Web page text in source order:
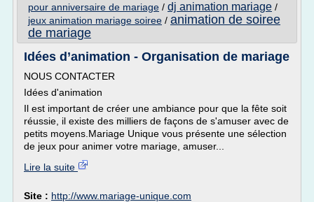
pour anniversaire de mariage / dj animation mariage /
jeux animation mariage soiree / animation de soiree
de mariage
Idées d’animation - Organisation de mariage
NOUS CONTACTER
Idées d'animation
Il est important de créer une ambiance pour que la fête soit
réussie, il existe des milliers de façons de s'amuser avec de
petits moyens.Mariage Unique vous présente une sélection
de jeux pour animer votre mariage, amuser...
Lire la suite
Site : http://www.mariage-unique.com